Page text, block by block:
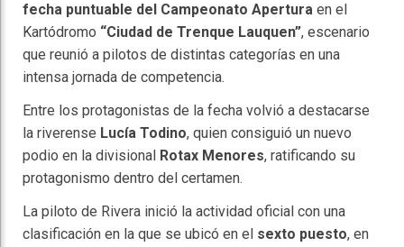
fecha puntuable del Campeonato Apertura en el
Kartódromo “Ciudad de Trenque Lauquen”, escenario
que reunió a pilotos de distintas categorías en una
intensa jornada de competencia.
Entre los protagonistas de la fecha volvió a destacarse
la riverense Lucía Todino, quien consiguió un nuevo
podio en la divisional Rotax Menores, ratificando su
protagonismo dentro del certamen.
La piloto de Rivera inició la actividad oficial con una
clasificación en la que se ubicó en el sexto puesto, en